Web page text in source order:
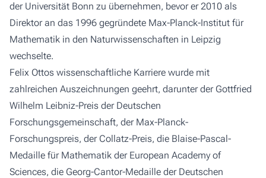
der Universität Bonn zu übernehmen, bevor er 2010 als
Direktor an das 1996 gegründete Max-Planck-Institut für
Mathematik in den Naturwissenschaften in Leipzig
wechselte.
Felix Ottos wissenschaftliche Karriere wurde mit
zahlreichen Auszeichnungen geehrt, darunter der Gottfried
Wilhelm Leibniz-Preis der Deutschen
Forschungsgemeinschaft, der Max-Planck-
Forschungspreis, der Collatz-Preis, die Blaise-Pascal-
Medaille für Mathematik der European Academy of
Sciences, die Georg-Cantor-Medaille der Deutschen